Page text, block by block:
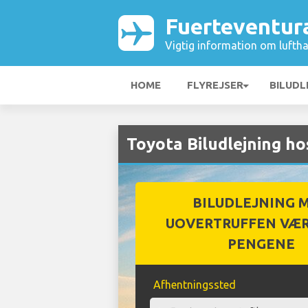
Vigtig information om
HOME FLYREJSER
Toyota Biludlejning
BILUDLEJNING
UOVERTRUFFEN
PENGENE
Afhentningssted